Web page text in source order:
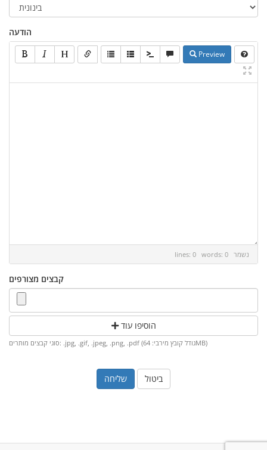
הודעה
Preview
lines: 0 words: 0 נשמר
קבצים מצורפים
הוסיפו עוד
סוגי קבצים מותרים: .jpg, .gif, .jpeg, .png, .pdf (גודל קובץ מירבי: 64MB)
ביטול